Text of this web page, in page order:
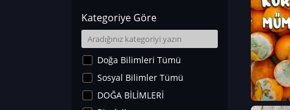
Kategoriye Göre
Doğa Bilimleri Tümü
Sosyal Bilimler Tümü
DOĞA BİLİMLERİ